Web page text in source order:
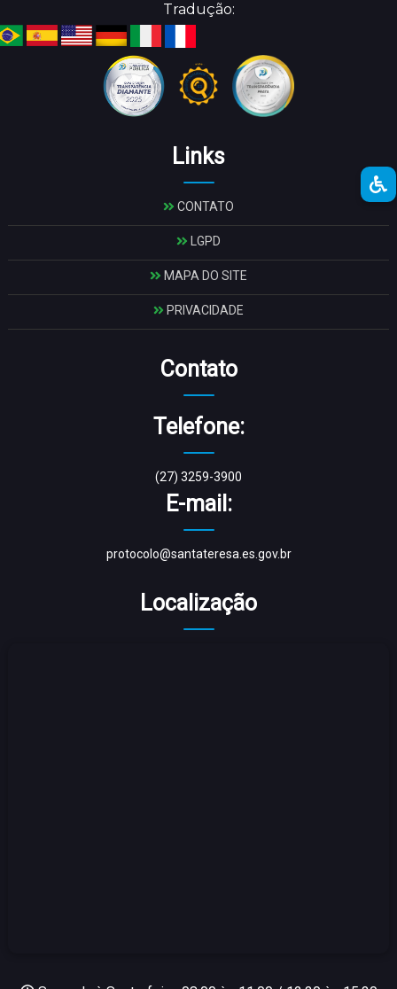
Tradução:
Links
CONTATO
LGPD
MAPA DO SITE
PRIVACIDADE
Contato
Telefone:
(27) 3259-3900
E-mail:
protocolo@santateresa.es.gov.br
Localização